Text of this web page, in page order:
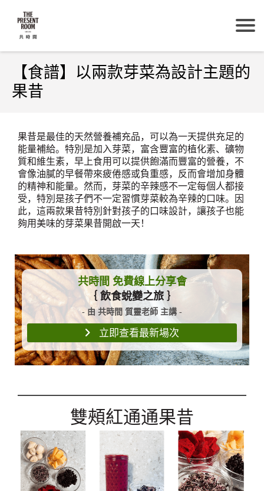
【食譜】以兩款芽菜為設計主題的
果昔
果昔是最佳的天然營養補充品，可以為一天提供充足的
能量補給。特別是加入芽菜，富含豐富的植化素、礦物
質和維生素，早上食用可以提供飽滿而豐富的營養，不
會像油膩的早餐帶來疲倦感或負重感，反而會增加身體
的精神和能量。然而，芽菜的辛辣感不一定每個人都接
受，特別是孩子們不一定習慣芽菜較為辛辣的口味。因
此，這兩款果昔特別針對孩子的口味設計，讓孩子也能
夠用美味的芽菜果昔開啟一天！
共時間 免費線上分享會
｛ 飲食蛻變之旅 ｝
- 由 共時間 質靈老師 主講 -
立即查看最新場次
雙頰紅通通果昔